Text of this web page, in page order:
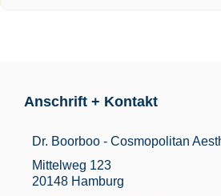
Anschrift + Kontakt
Dr. Boorboo - Cosmopolitan
Mittelweg 123
20148 Hamburg